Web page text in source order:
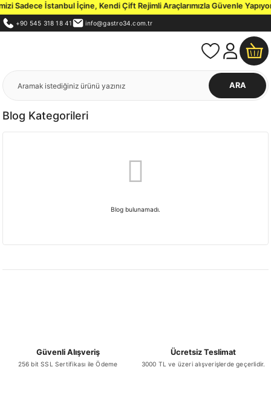
Sadece İstanbul İçine, Kendi Çift Rejimli Araçlarımızla Güvenle
+90 545 318 18 41 info@gastro34.com.tr
ARA
Blog Kategorileri
Blog bulunamadı.
Güvenli Alışveriş
256 bit SSL Sertifikası ile Ödeme
Ücretsiz Teslimat
3000 TL ve üzeri alışverişlerde geçerlidir.